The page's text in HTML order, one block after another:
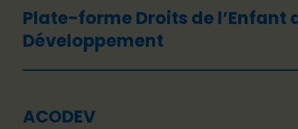
Plate-forme Droits de l’Enfant
Développement
ACODEV